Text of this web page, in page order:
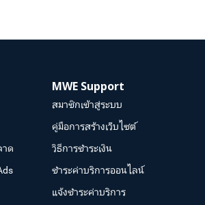
าด
MWE Support
สมาชิกเข้าสู่ระบบ
คู่มือการสร้างเว็บไซต์
วิธีการชำระเงิน
ชำระค่าบริการออนไลน์
แจ้งชำระค่าบริการ